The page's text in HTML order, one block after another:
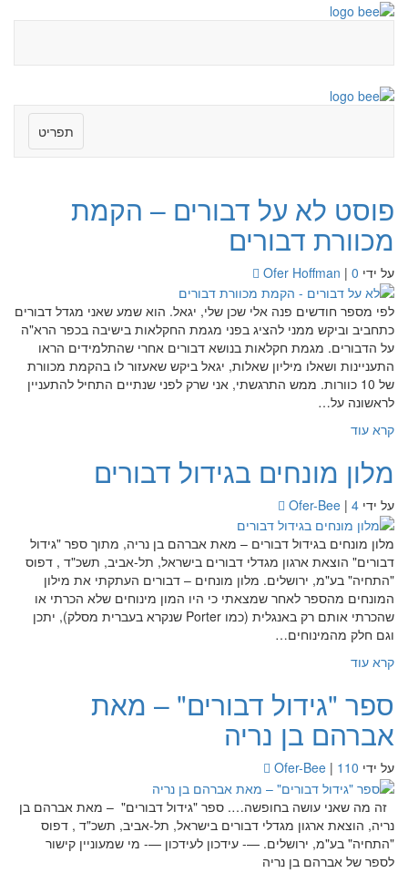
תפריט
פוסט לא על דבורים – הקמת
מכוורת דבורים
על ידי Ofer Hoffman | 0
לפי מספר חודשים פנה אלי שכן שלי, יגאל. הוא שמע שאני מגדל דבורים
כתחביב וביקש ממני להציג בפני מגמת החקלאות בישיבה בכפר הרא"ה
על הדבורים. מגמת חקלאות בנושא דבורים אחרי שהתלמידים הראו
התעניינות ושאלו מיליון שאלות, יגאל ביקש שאעזור לו בהקמת מכוורת
של 10 כוורות. ממש התרגשתי, אני שרק לפני שנתיים התחיל להתעניין
לראשונה על…
קרא עוד
מלון מונחים בגידול דבורים
על ידי Ofer-Bee | 4
מלון מונחים בגידול דבורים – מאת אברהם בן נריה, מתוך ספר "גידול
דבורים" הוצאת ארגון מגדלי דבורים בישראל, תל-אביב, תשכ"ד , דפוס
"התחיה" בע"מ, ירושלים. מלון מונחים – דבורים העתקתי את מילון
המונחים מהספר לאחר שמצאתי כי היו המון מינוחים שלא הכרתי או
שהכרתי אותם רק באנגלית (כמו Porter שנקרא בעברית מסלק), יתכן
וגם חלק מהמינוחים…
קרא עוד
ספר "גידול דבורים" – מאת
אברהם בן נריה
על ידי Ofer-Bee | 110
זה מה שאני עושה בחופשה…. ספר "גידול דבורים" – מאת אברהם בן
נריה, הוצאת ארגון מגדלי דבורים בישראל, תל-אביב, תשכ"ד , דפוס
"התחיה" בע"מ, ירושלים. —- עידכון לעידכון —- מי שמעוניין קישור
לספר של אברהם בן נריה